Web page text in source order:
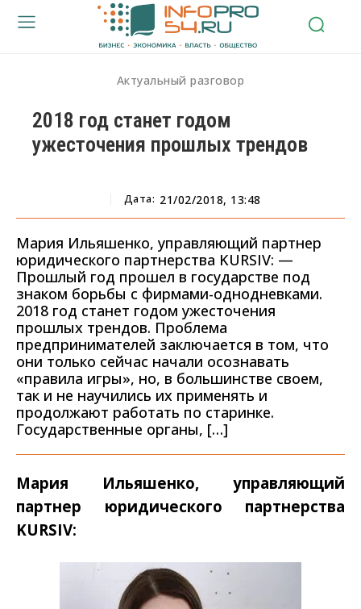
Актуальный разговор
2018 год станет годом
ужесточения прошлых трендов
Дата: 21/02/2018, 13:48
Мария Ильяшенко, управляющий партнер
юридического партнерства KURSIV: —
Прошлый год прошел в государстве под
знаком борьбы с фирмами-однодневками.
2018 год станет годом ужесточения
прошлых трендов. Проблема
предпринимателей заключается в том, что
они только сейчас начали осознавать
«правила игры», но, в большинстве своем,
так и не научились их применять и
продолжают работать по старинке.
Государственные органы, […]
Мария Ильяшенко, управляющий
партнер юридического партнерства
KURSIV: